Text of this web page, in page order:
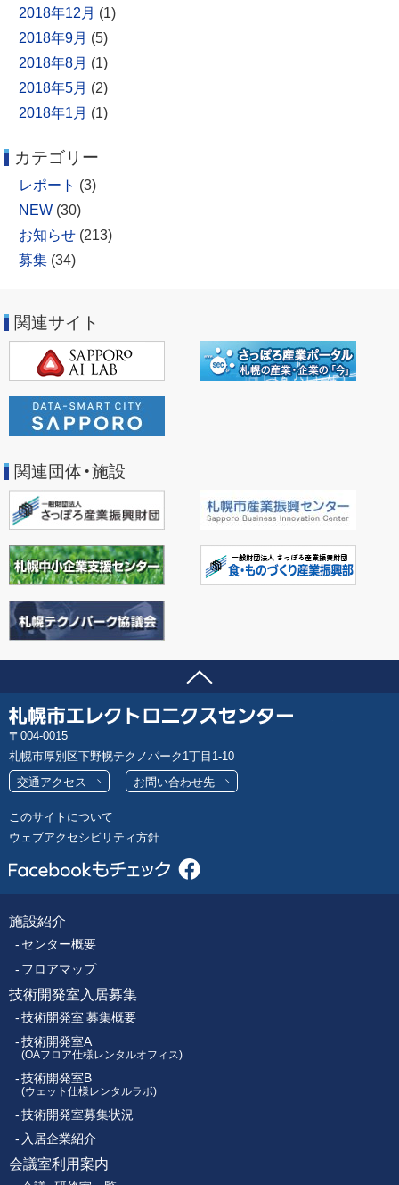
2018年12月 (1)
2018年9月 (5)
2018年8月 (1)
2018年5月 (2)
2018年1月 (1)
カテゴリー
レポート (3)
NEW (30)
お知らせ (213)
募集 (34)
関連サイト
関連団体・施設
ページの先頭へ
問い合わせ先
郵
便
番
号
004-0015
札幌市厚別区下野幌テクノパーク1丁目1-10
交通アクセス
お問い合わせ先
このサイトについて
ウェブアクセシビリティ方針
フ
ッ
タ
ー
メ
ニ
ュ
施設紹介
センター概要
フロアマップ
技術開発室入居募集
技術開発室 募集概要
技術開発室A
(OAフロア仕様レンタルオフィス)
技術開発室B
(ウェット仕様レンタルラボ)
技術開発室募集状況
入居企業紹介
会議室利用案内